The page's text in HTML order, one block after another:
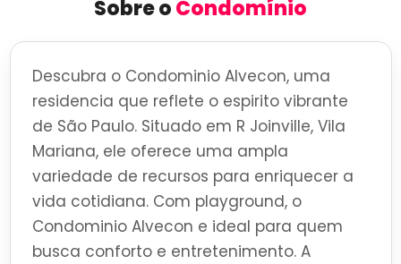
Sobre oCondomínio
Descubra o Condominio Alvecon, uma
residencia que reflete o espirito vibrante
de São Paulo. Situado em R Joinville, Vila
Mariana, ele oferece uma ampla
variedade de recursos para enriquecer a
vida cotidiana. Com playground, o
Condominio Alvecon e ideal para quem
busca conforto e entretenimento. A